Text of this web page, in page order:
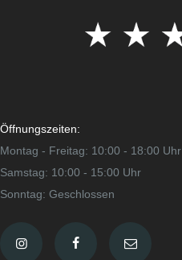
Öffnungszeiten:
Montag - Freitag: 10:00 - 18:00 Uhr
Samstag: 10:00 - 15:00 Uhr
Sonntag: Geschlossen